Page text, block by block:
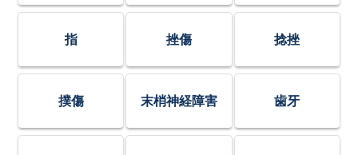
指 挫傷 捻挫
撲傷 末梢神経障害 歯牙